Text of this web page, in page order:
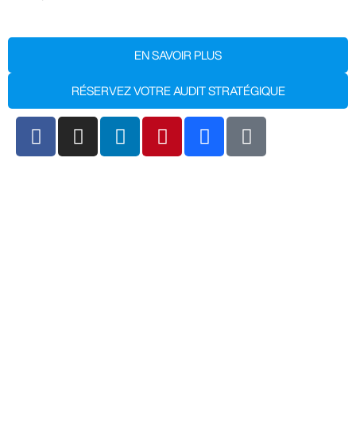
EN SAVOIR PLUS
RÉSERVEZ VOTRE AUDIT STRATÉGIQUE